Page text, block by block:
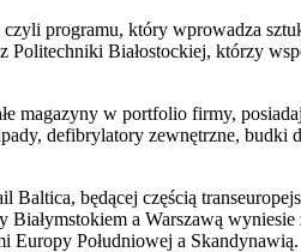
programu, który wprowadza
Białostockiej, którzy
magazyny w portfolio firmy,
defibrylatory zewnętrzne, budki
będącej częścią
a Warszawą
Południowej a